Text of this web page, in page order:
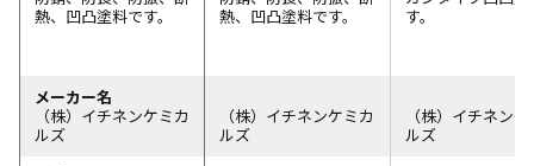
熱、凹凸塗料です。
熱、凹凸塗料です。
す。
メーカー名
（株）イチネンケミカ
ルズ
（株）イチネンケミカ
ルズ
（株）イチネン
ルズ